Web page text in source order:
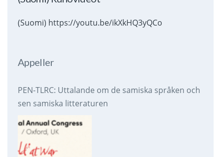
(Suomi) https://youtu.be/ikXkHQ3yQCo
Appeller
PEN-TLRC: Uttalande om de samiska språken och
sen samiska litteraturen